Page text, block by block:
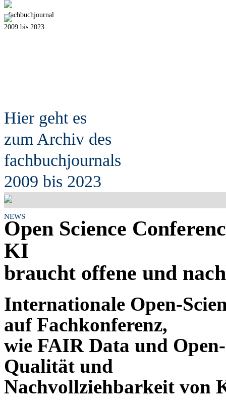
fachbuchjournal
2009 bis 2023
Hier geht es
zum Archiv des
fachbuchjournals
2009 bis 2023
NEWS
Open Science
KI
braucht offene und
Internationale Open-
auf Fachkonferenz,
wie FAIR Data und
Qualität und
Nachvollziehbarkeit von